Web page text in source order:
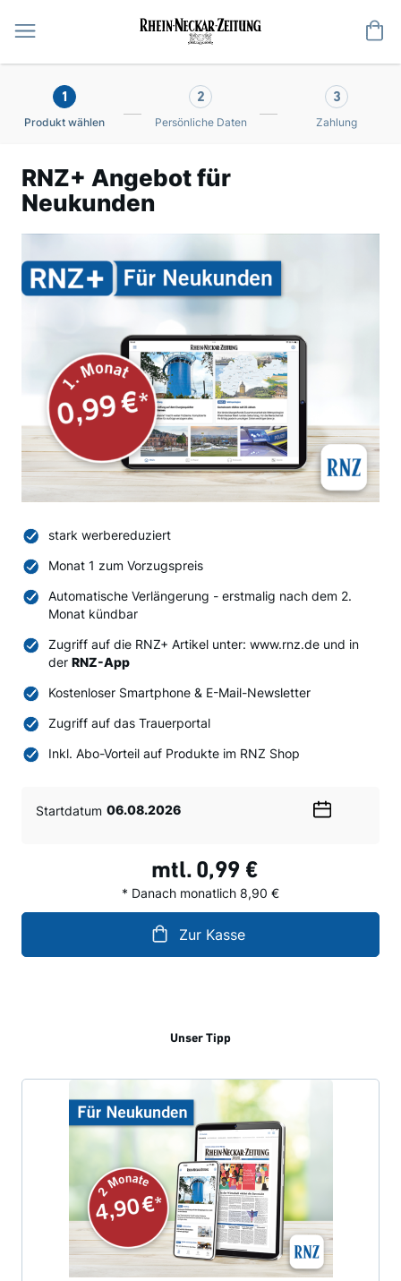
1
Produkt wählen
2
Persönliche Daten
3
Zahlung
RNZ+ Angebot für
Neukunden
stark werbereduziert
Monat 1 zum Vorzugspreis
Automatische Verlängerung - erstmalig nach dem 2.
Monat kündbar
Zugriff auf die RNZ+ Artikel unter: www.rnz.de und in
der RNZ-App
Kostenloser Smartphone & E-Mail-Newsletter
Zugriff auf das Trauerportal
Inkl. Abo-Vorteil auf Produkte im RNZ Shop
Startdatum
mtl. 0,99 €
* Danach monatlich 8,90 €
Zur Kasse
Unser Tipp